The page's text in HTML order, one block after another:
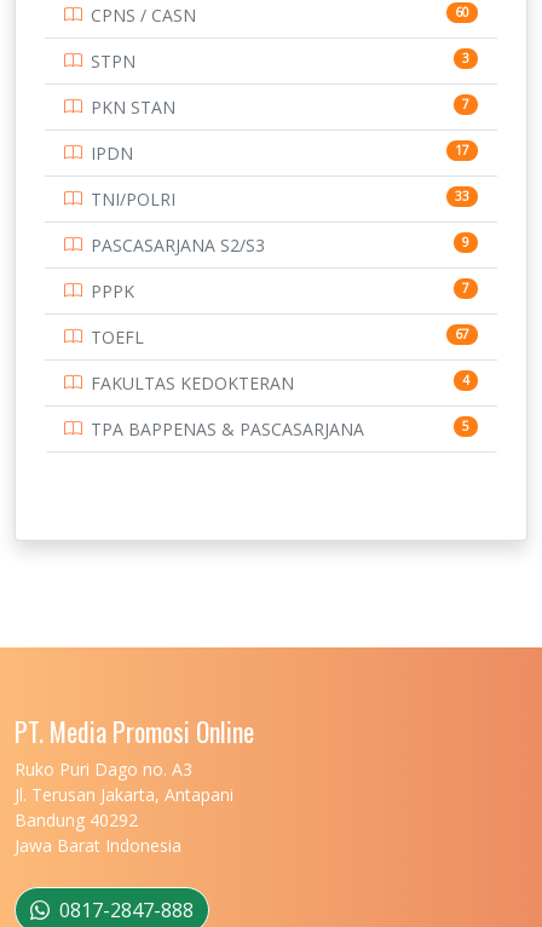
16
15
15
14
14
UNIVERSITAS CENDRAWASIH 14
15
219
11
134
UNIVERSITAS JEMBER
UNIVERSITAS MALIKUSSALEH
UNIVERSITAS MARITIM RAJA ALI HAJI
UNIVERSITAS MATARAM
UNIVERSITAS MULAWARMAN
UNIVERSITAS MUSAMUS
CPNS / CASN 60
STPN 3
PKN STAN 7
IPDN 17
TNI/POLRI 33
PASCASARJANA S2/S3 9
PPPK 7
TOEFL 67
FAKULTAS KEDOKTERAN 4
TPA BAPPENAS & PASCASARJANA 5
PT. Media Promosi Online
Ruko Puri Dago no. A3
Jl. Terusan Jakarta, Antapani
Bandung 40292
Jawa Barat Indonesia
0817-2847-888